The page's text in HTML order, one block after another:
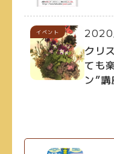
イベント
クリ
ても
ン”講